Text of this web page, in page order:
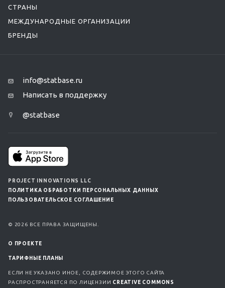
СТРАНЫ
МЕЖДУНАРОДНЫЕ ОРГАНИЗАЦИИ
БРЕНДЫ
info@statbase.ru
Написать в поддержку
@statbase
PROJECT INNOVATIONS LLC
ПОЛИТИКА ОБРАБОТКИ ПЕРСОНАЛЬНЫХ ДАННЫХ
ПОЛЬЗОВАТЕЛЬСКОЕ СОГЛАШЕНИЕ
© 2026 ВСЕ ПРАВА ЗАЩИЩЕНЫ.
О ПРОЕКТЕ
ТАРИФНЫЕ ПЛАНЫ
ЕСЛИ НЕ УКАЗАНО ИНОЕ, СОДЕРЖИМОЕ ЭТОГО САЙТА
РАСПРОСТРАНЯЕТСЯ ПО ЛИЦЕНЗИИ CREATIVE COMMONS